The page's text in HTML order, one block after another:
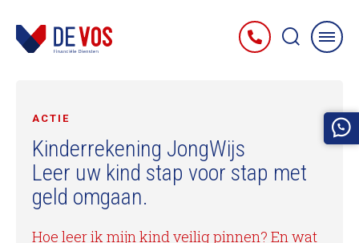
ACTIE
Kinderrekening JongWijs
Leer uw kind stap voor stap met
geld omgaan.
Hoe leer ik mijn kind veilig pinnen? En wat